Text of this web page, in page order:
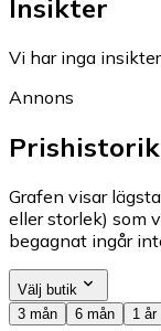
Insikter
Vi har inga
Annons
Prishistorik
Grafen visar
eller storlek) som
begagnat ingår
Välj butik
3 mån
6 mån 1 år